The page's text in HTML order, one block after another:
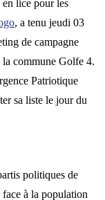
en lice pour les
, a tenu jeudi 03
de campagne
commune Golfe 4.
Patriotique
sa liste le jour du
politiques de
à la population